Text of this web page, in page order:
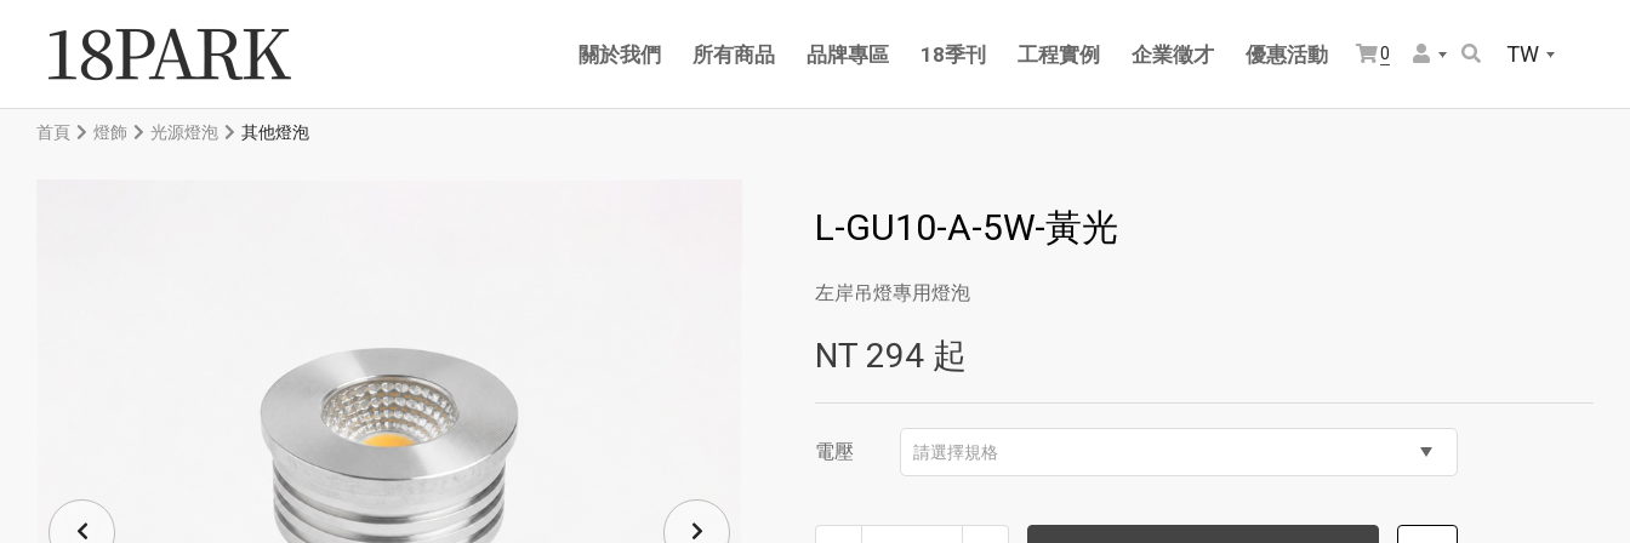
關於我們 所有商品 品牌專區 18季刊 工程實例 企業徵才 優惠活動 0 TW
首頁 燈飾 光源燈泡 其他燈泡
L-GU10-A-5W-黃光
左岸吊燈專用燈泡
NT 294 起
電壓 請選擇規格